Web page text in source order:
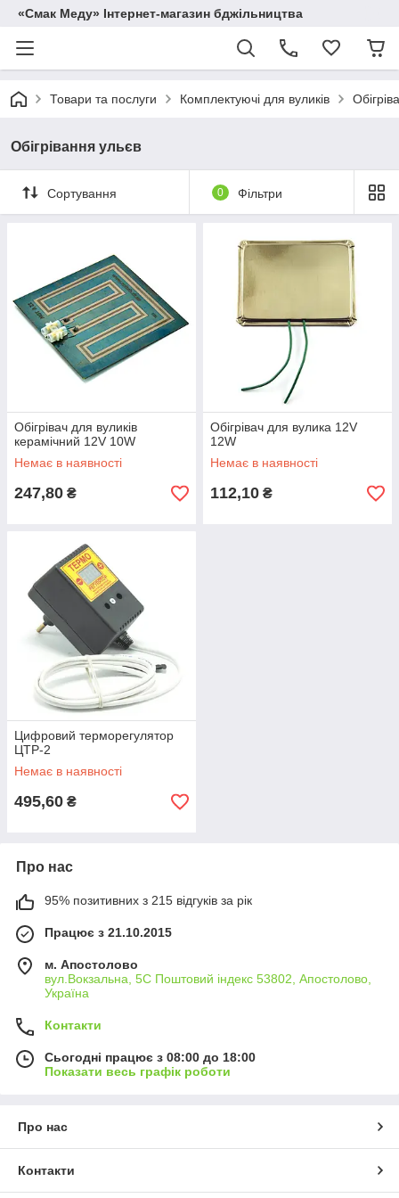
«Смак Меду» Інтернет-магазин бджільництва
Товари та послуги Комплектуючі для вуликів
Обігрівання ульєв
Сортування 0 Фільтри
Обігрівач для вуликів
керамічний 12V 10W
Немає в наявності
247,80 ₴
Обігрівач для вулика 12V
12W
Немає в наявності
112,10 ₴
Цифровий терморегулятор
ЦТР-2
Немає в наявності
495,60 ₴
Про нас
95% позитивних з 215 відгуків за рік
Працює з 21.10.2015
м. Апостолово
вул.Вокзальна, 5С Поштовий індекс 53802, Апостолово,
Україна
Контакти
Сьогодні працює з 08:00 до 18:00
Показати весь графік роботи
Про нас
Контакти